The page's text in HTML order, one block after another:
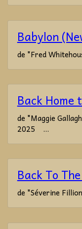
Babylon
de "Fred
Back
de "Maggie
2025 ...
Back To
de "Séverine